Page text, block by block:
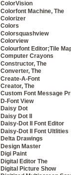
ColorVision
Colorfont Machine, The
Colorizer
Colors
Colorsquashview
Colorview
Colourfont Editor;Tile
Computer Crayons
Constructor, The
Converter, The
Create-A-Font
Creator, The
Custom Font Message
D-Font View
Daisy Dot
Daisy Dot II
Daisy-Dot II Font Editor
Daisy-Dot II Font Ultlities
Delta Drawings
Design Master
Digi Paint
Digital Editor The
Digital Picture Show